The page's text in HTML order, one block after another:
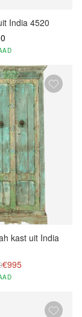
India 4520
kast uit India
€995